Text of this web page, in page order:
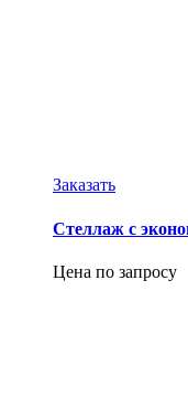
Заказать
Стеллаж с
Цена по запросу